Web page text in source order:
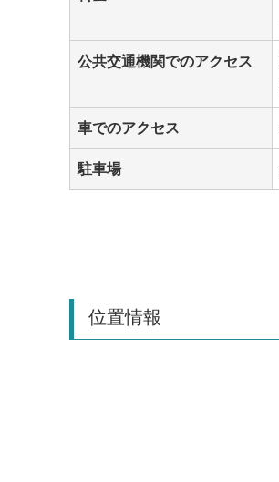
公共交通機関でのアクセス
車でのアクセス
駐車場
位置情報